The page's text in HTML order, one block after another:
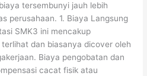
tersembunyi jauh lebih
perusahaan. 1. Biaya Langsung
SMK3 ini mencakup
dan biasanya dicover oleh
Biaya pengobatan dan
cacat fisik atau